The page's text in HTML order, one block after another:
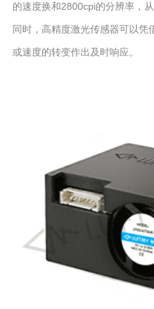
的速度换和2800cpi的分辨率，
同时，高精度激光传感器可以凭
或速度的转变作出及时响应。